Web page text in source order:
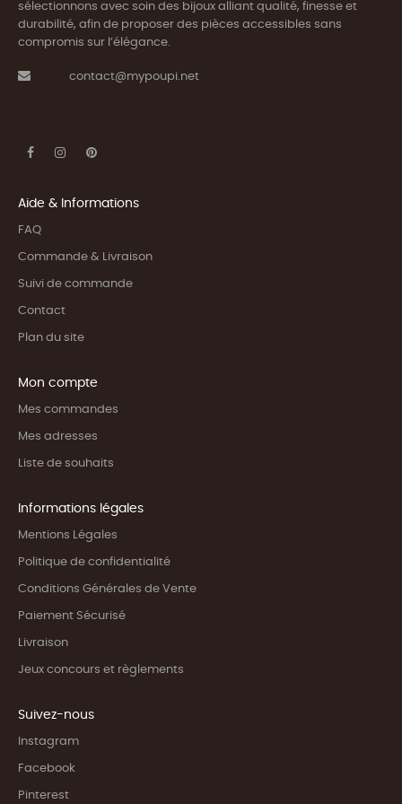
sélectionnons avec soin des bijoux alliant qualité, finesse et
durabilité, afin de proposer des pièces accessibles sans
compromis sur l’élégance.
contact@mypoupi.net
Aide & Informations
FAQ
Commande & Livraison
Suivi de commande
Contact
Plan du site
Mon compte
Mes commandes
Mes adresses
Liste de souhaits
Informations légales
Mentions Légales
Politique de confidentialité
Conditions Générales de Vente
Paiement Sécurisé
Livraison
Jeux concours et règlements
Suivez-nous
Instagram
Facebook
Pinterest